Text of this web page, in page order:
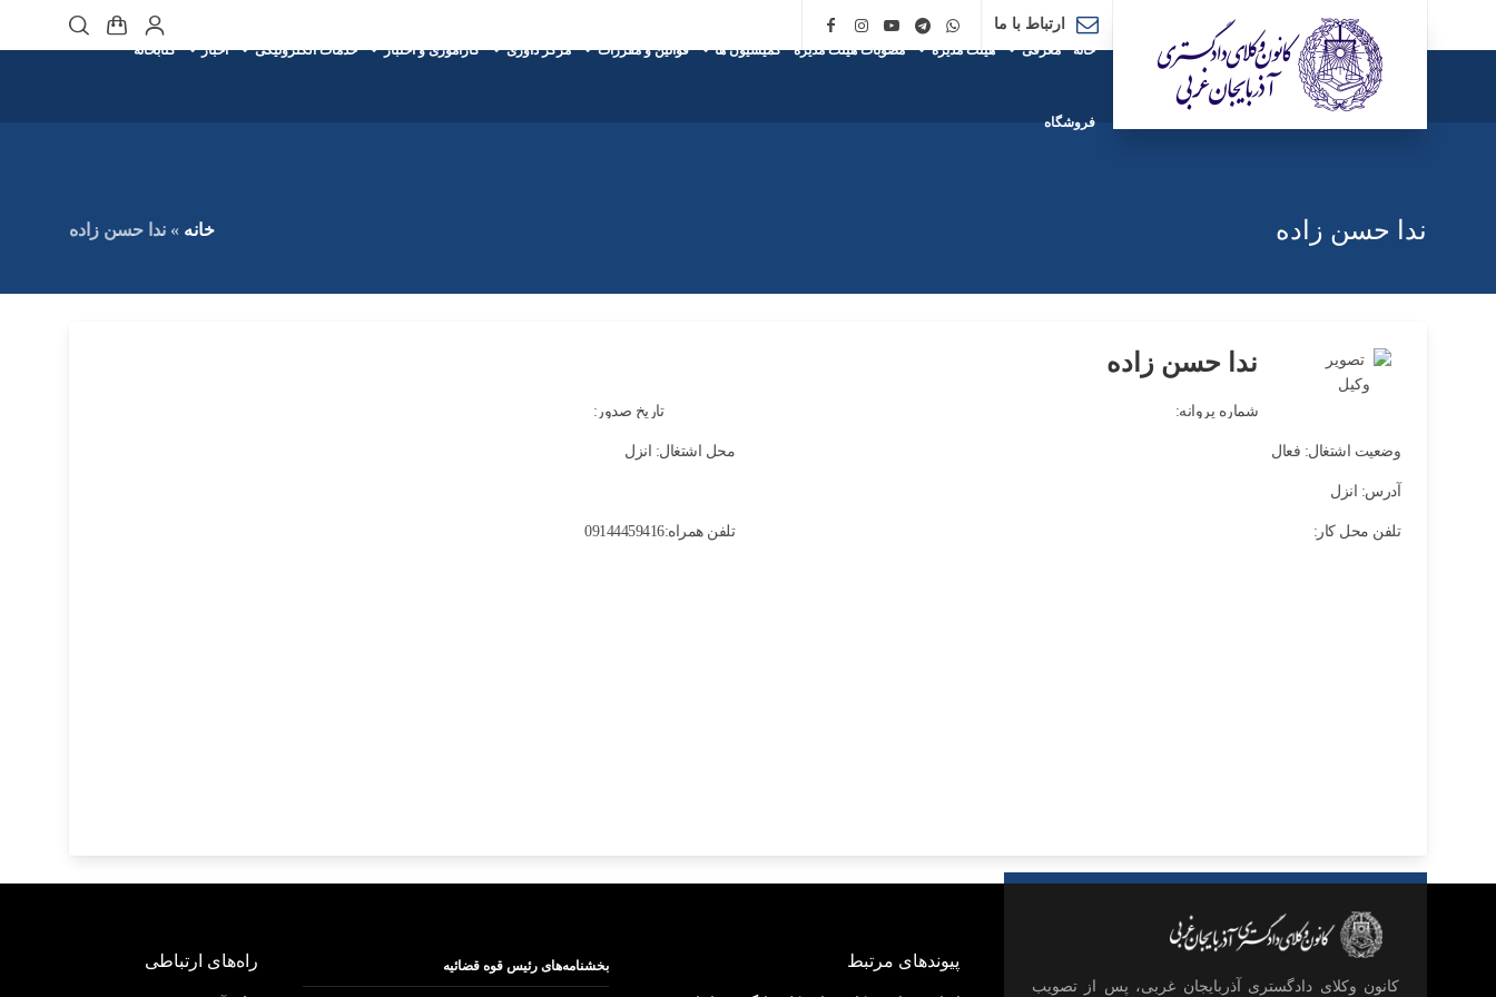
ارتباط با ما
خانه معرفی هیئت مدیره مصوبات هیئت مدیره کمیسیون ها قوانین و مقررات مرکز داوری کارآموزی و اختبار خدمات الکترونیکی اخبار کتابخانه
فروشگاه
ندا حسن زاده خانه » ندا حسن زاده
ندا حسن زاده
شماره پروانه: تاریخ صدور:
وضعیت اشتغال: فعال محل اشتغال: انزل
آدرس: انزل
تلفن محل کار: تلفن همراه:09144459416
كانون وكلای دادگستری آذربايجان غربی، پس از تصويب
پیوندهای مرتبط بخشنامه‌های رئیس قوه قضائیه راه‌های ارتباطی